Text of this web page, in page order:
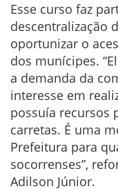
Esse curso faz
descentralização
oportunizar o
dos munícipes.
a demanda da
interesse em
possuía recursos
carretas. É uma
Prefeitura para
socorrenses”,
Adilson Júnior.